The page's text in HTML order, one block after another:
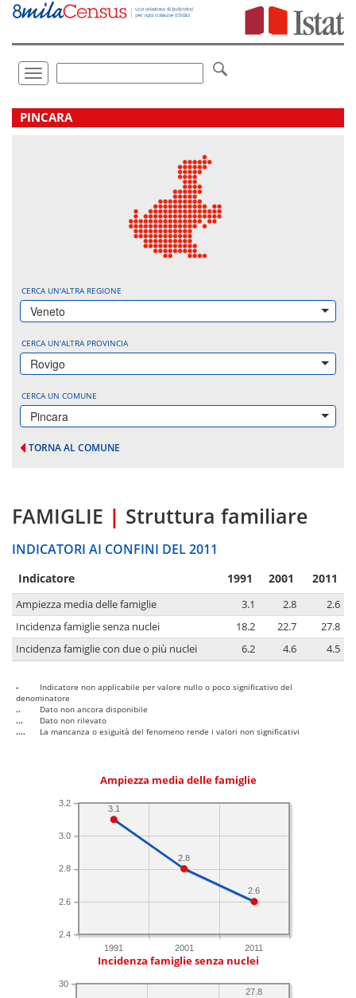
Vai
direttamente
Toggle
navigation
.
PINCARA
CERCA UN'ALTRA REGIONE
Veneto
CERCA UN'ALTRA PROVINCIA
Rovigo
CERCA UN COMUNE
Pincara
TORNA AL COMUNE
FAMIGLIE | Struttura familiare
INDICATORI AI CONFINI DEL 2011
Indicatore 1991 2001 2011
Ampiezza media delle famiglie 3.1 2.8
2.6
Incidenza famiglie senza nuclei
18.2 22.7
27.8
Incidenza famiglie con due o più nuclei
6.2 4.6 4.5
-
Indicatore non applicabile per valore nullo o poco significativo del
denominatore
..
Dato non ancora disponibile
...
Dato non rilevato
....
La mancanza o esiguità del fenomeno rende i valori non significativi
Ampiezza media delle famiglie
1991 2001 2011
2.4
2.6
2.8
3.0
3.2
2.6
2.8
3.1
Incidenza famiglie senza nuclei
30
27.8